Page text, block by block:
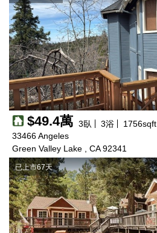
$49.4萬 3臥 3浴 1756sqft
33466 Angeles
Green Valley Lake , CA 92341
已上市67天